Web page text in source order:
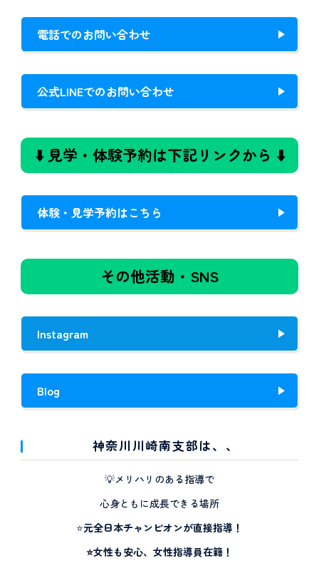
電話でのお問い合わせ
公式LINEでのお問い合わせ
⬇️ 見学・体験予約は下記リンクから ⬇️
体験・見学予約はこちら
その他活動・SNS
Instagram
Blog
神奈川川崎南支部は、、
💡メリハリのある指導で
心身ともに成長できる場所
⭐️元全日本チャンピオンが直接指導！
⭐️女性も安心、女性指導員在籍！